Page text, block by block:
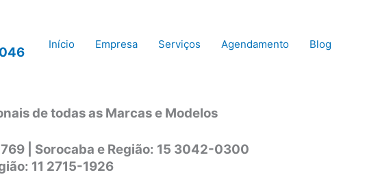
Início Empresa Serviços Agendamento Blog
de todas as Marcas e Modelos
| Sorocaba e Região: 15 3042-0300
11 2715-1926